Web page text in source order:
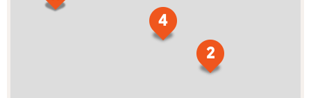
2
4